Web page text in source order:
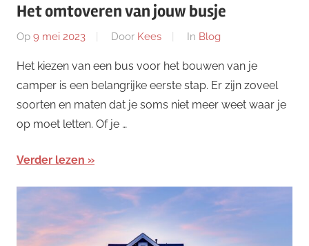
Het omtoveren van jouw busje
Op 9 mei 2023 Door Kees In Blog
Het kiezen van een bus voor het bouwen van je
camper is een belangrijke eerste stap. Er zijn zoveel
soorten en maten dat je soms niet meer weet waar je
op moet letten. Of je …
Verder lezen